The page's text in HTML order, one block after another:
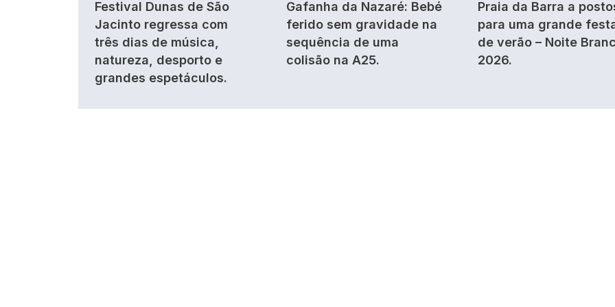
Festival Dunas de São
Jacinto regressa com
três dias de música,
natureza, desporto e
grandes espetáculos.
Gafanha da Nazaré: Bebé
ferido sem gravidade na
sequência de uma
colisão na A25.
Praia da Barra a
para uma grande
de verão – Noite
2026.